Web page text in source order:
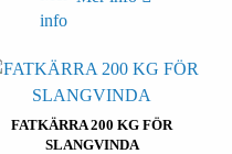
FATKÄRRA 200 KG FÖR
SLANGVINDA